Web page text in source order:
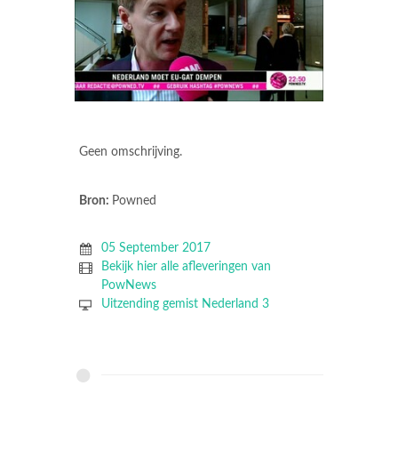
Geen omschrijving.
Bron: Powned
05 September 2017
Bekijk hier alle afleveringen van
PowNews
Uitzending gemist Nederland 3